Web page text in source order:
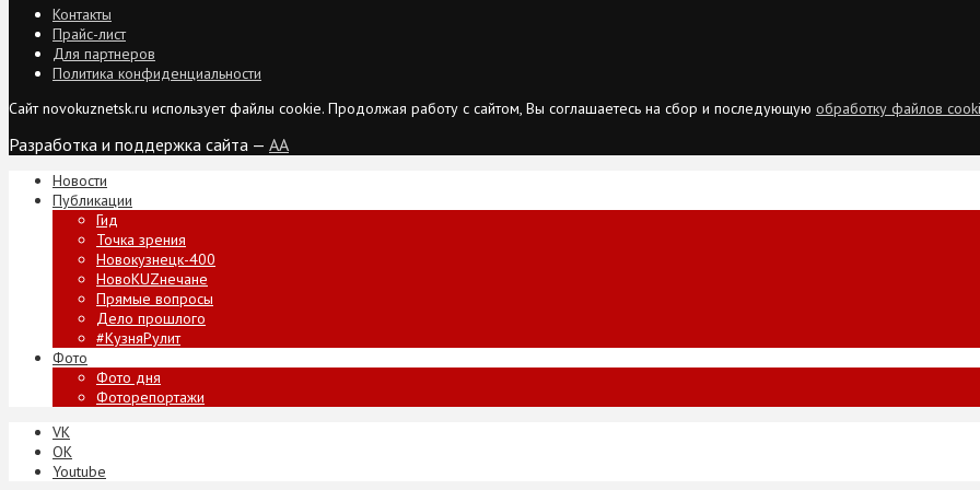
Контакты
Прайс-лист
Для партнеров
Политика конфиденциальности
Сайт novokuznetsk.ru использует файлы cookie. Продолжая работу с сайтом, Вы соглашаетесь на сбор и последующую обработку файлов
Разработка и поддержка сайта — AA
Новости
Публикации
Гид
Точка зрения
Новокузнецк-400
НовоKUZнечане
Прямые вопросы
Дело прошлого
#КузняРулит
Фото
Фото дня
Фоторепортажи
VK
ОК
Youtube